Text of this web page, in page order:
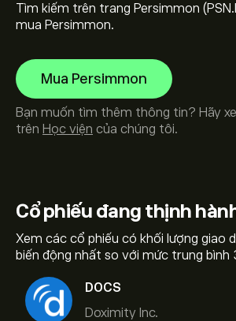
Cổ phiếu đang thịnh
Xem các cổ phiếu có khối lượng giao
biến động nhất so với mức trung bình
DOCS
Doximity Inc.
Tìm kiếm trên trang Persimmon
mua Persimmon.
Mua Persimmon
Bạn muốn tìm thêm thông tin? Hãy
trên Học viện của chúng tôi.